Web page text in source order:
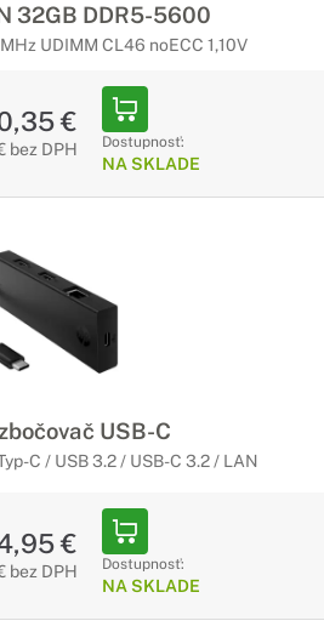
32GB DDR5-5600
UDIMM CL46 noECC 1,10V
€
bez DPH Dostupnosť:
NA SKLADE
USB-C
C / USB 3.2 / USB-C 3.2 / LAN
€
bez DPH Dostupnosť:
NA SKLADE